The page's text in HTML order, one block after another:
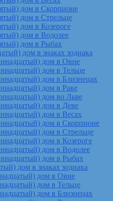
дом в Скорпионе
дом в Стрельце
дом в Козероге
дом в Водолее
дом в Рыбах
дом в знаках зодиака
дом в Овне
дом в Тельце
дом в Близнецах
дом в Раке
дом во Льве
дом в Деве
дом в Весах
дом в Скорпионе
дом в Стрельце
дом в Козероге
дом в Водолее
дом в Рыбах
дом в знаках зодиака
дом в Овне
дом в Тельце
дом в Близнецах